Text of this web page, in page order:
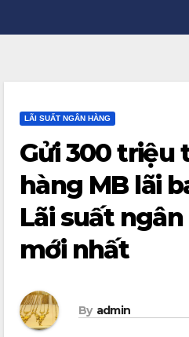
LÃI SUẤT NGÂN HÀNG
Gửi 300 triệu
hàng MB lãi
Lãi suất
mới nhất
By admin